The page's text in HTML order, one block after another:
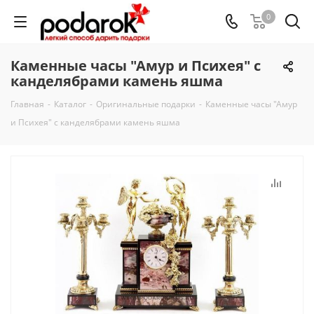
0
Каменные часы "Амур и Психея" с
канделябрами камень яшма
Главная - Каталог - Оригинальные подарки - Каменные часы "Амур
и Психея" с канделябрами камень яшма